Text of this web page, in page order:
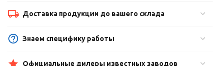
Доставка продукции до вашего склада
Знаем специфику работы
Официальные дилеры известных заводов